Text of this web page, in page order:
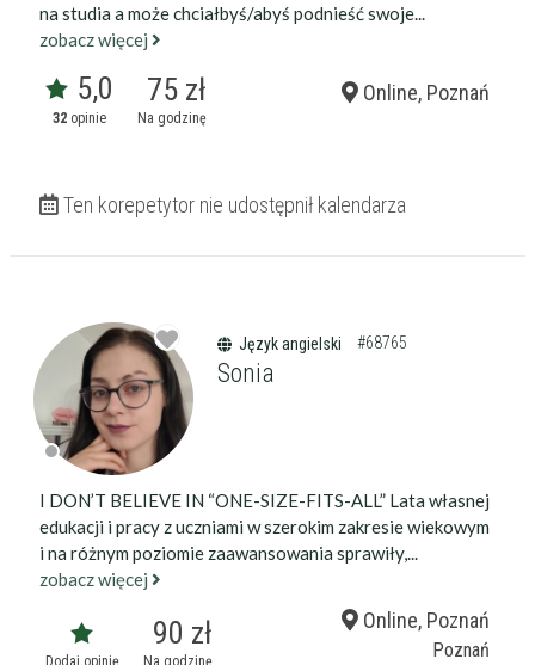
na studia a może chciałbyś/abyś podnieść swoje...
zobacz więcej
5,0
32 opinie
75 zł
Na godzinę
Online, Poznań
Ten korepetytor nie udostępnił kalendarza
Język angielski #68765
Sonia
I DON’T BELIEVE IN “ONE-SIZE-FITS-ALL” Lata własnej
edukacji i pracy z uczniami w szerokim zakresie wiekowym
i na różnym poziomie zaawansowania sprawiły,...
zobacz więcej
90 zł Online, Poznań
Poznań